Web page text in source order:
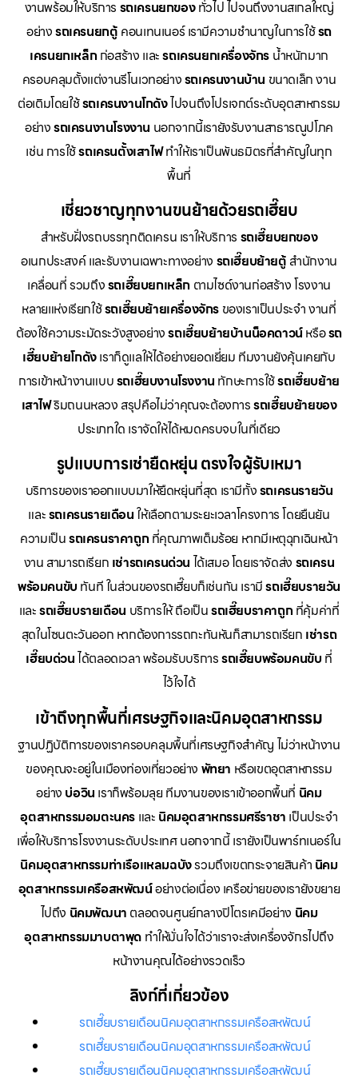
งานพร้อมให้บริการ รถเครนยกของทั่วไป ไปจนถึงงานสเกลใหญ่
อย่างรถเครนยกตู้ คอนเทนเนอร์ เรามีความชำนาญในการใช้รถ
เครนยกเหล็กก่อสร้าง และรถเครนยกเครื่องจักร น้ำหนักมาก
ครอบคลุมตั้งแต่งานรีโนเวทอย่างรถเครนงานบ้าน ขนาดเล็ก งาน
ต่อเติมโดยใช้รถเครนงานโกดังไปจนถึงโปรเจกต์ระดับอุตสาหกรรม
อย่างรถเครนงานโรงงาน นอกจากนี้เรายังรับงานสาธารณูปโภค
เช่น การใช้รถเครนตั้งเสาไฟทำให้เราเป็นพันธมิตรที่สำคัญในทุก
พื้นที่
เชี่ยวชาญทุกงานขนย้ายด้วยรถเฮี๊ยบ
สำหรับฝั่งรถบรรทุกติดเครน เราให้บริการ รถเฮี๊ยบยกของ
อเนกประสงค์ และรับงานเฉพาะทางอย่าง รถเฮี๊ยบย้ายตู้ สำนักงาน
เคลื่อนที่ รวมถึงรถเฮี๊ยบยกเหล็ก ตามไซด์งานก่อสร้าง โรงงาน
หลายแห่งเรียกใช้รถเฮี๊ยบย้ายเครื่องจักร ของเราเป็นประจำ งานที่
ต้องใช้ความระมัดระวังสูงอย่างรถเฮี๊ยบย้ายบ้านน็อคดาวน์หรือรถ
เฮี๊ยบย้ายโกดังเราก็ดูแลให้ได้อย่างยอดเยี่ยม ทีมงานยังคุ้นเคยกับ
การเข้าหน้างานแบบรถเฮี๊ยบงานโรงงาน ทักษะการใช้รถเฮี๊ยบย้าย
เสาไฟริมถนนหลวง สรุปคือไม่ว่าคุณจะต้องการรถเฮี๊ยบย้ายของ
ประเภทใด เราจัดให้ได้หมดครบจบในที่เดียว
รูปแบบการเช่ายืดหยุ่น ตรงใจผู้รับเหมา
บริการของเราออกแบบมาให้ยืดหยุ่นที่สุด เรามีทั้งรถเครนรายวัน
และรถเครนรายเดือนให้เลือกตามระยะเวลาโครงการ โดยยืนยัน
ความเป็นรถเครนราคาถูกที่คุณภาพเต็มร้อย หากมีเหตุฉุกเฉินหน้า
งาน สามารถเรียก เช่ารถเครนด่วน ได้เสมอ โดยเราจัดส่ง รถเครน
พร้อมคนขับ ทันที ในส่วนของรถเฮี๊ยบก็เช่นกัน เรามีรถเฮี๊ยบรายวัน
และรถเฮี๊ยบรายเดือน บริการให้ ถือเป็นรถเฮี๊ยบราคาถูกที่คุ้มค่าที่
สุดในโซนตะวันออก หากต้องการรถกะทันหันก็สามารถเรียก เช่ารถ
เฮี๊ยบด่วนได้ตลอดเวลา พร้อมรับบริการรถเฮี๊ยบพร้อมคนขับ ที่
ไว้ใจได้
เข้าถึงทุกพื้นที่เศรษฐกิจและนิคมอุตสาหกรรม
ฐานปฏิบัติการของเราครอบคลุมพื้นที่เศรษฐกิจสำคัญ ไม่ว่าหน้างาน
ของคุณจะอยู่ในเมืองท่องเที่ยวอย่าง พัทยา หรือเขตอุตสาหกรรม
อย่าง บ่อวิน เราก็พร้อมลุย ทีมงานของเราเข้าออกพื้นที่ นิคม
อุตสาหกรรมอมตะนครและ นิคมอุตสาหกรรมศรีราชา เป็นประจำ
เพื่อให้บริการโรงงานระดับประเทศ นอกจากนี้ เรายังเป็นพาร์ทเนอร์ใน
นิคมอุตสาหกรรมท่าเรือแหลมฉบังรวมถึงเขตกระจายสินค้า นิคม
อุตสาหกรรมเครือสหพัฒน์อย่างต่อเนื่อง เครือข่ายของเรายังขยาย
ไปถึง นิคมพัฒนา ตลอดจนศูนย์กลางปิโตรเคมีอย่าง นิคม
อุตสาหกรรมมาบตาพุด ทำให้มั่นใจได้ว่าเราจะส่งเครื่องจักรไปถึง
หน้างานคุณได้อย่างรวดเร็ว
ลิงก์ที่เกี่ยวข้อง
รถเฮี๊ยบรายเดือนนิคมอุตสาหกรรมเครือสหพัฒน์
รถเฮี๊ยบรายเดือนนิคมอุตสาหกรรมเครือสหพัฒน์
รถเฮี๊ยบรายเดือนนิคมอุตสาหกรรมเครือสหพัฒน์